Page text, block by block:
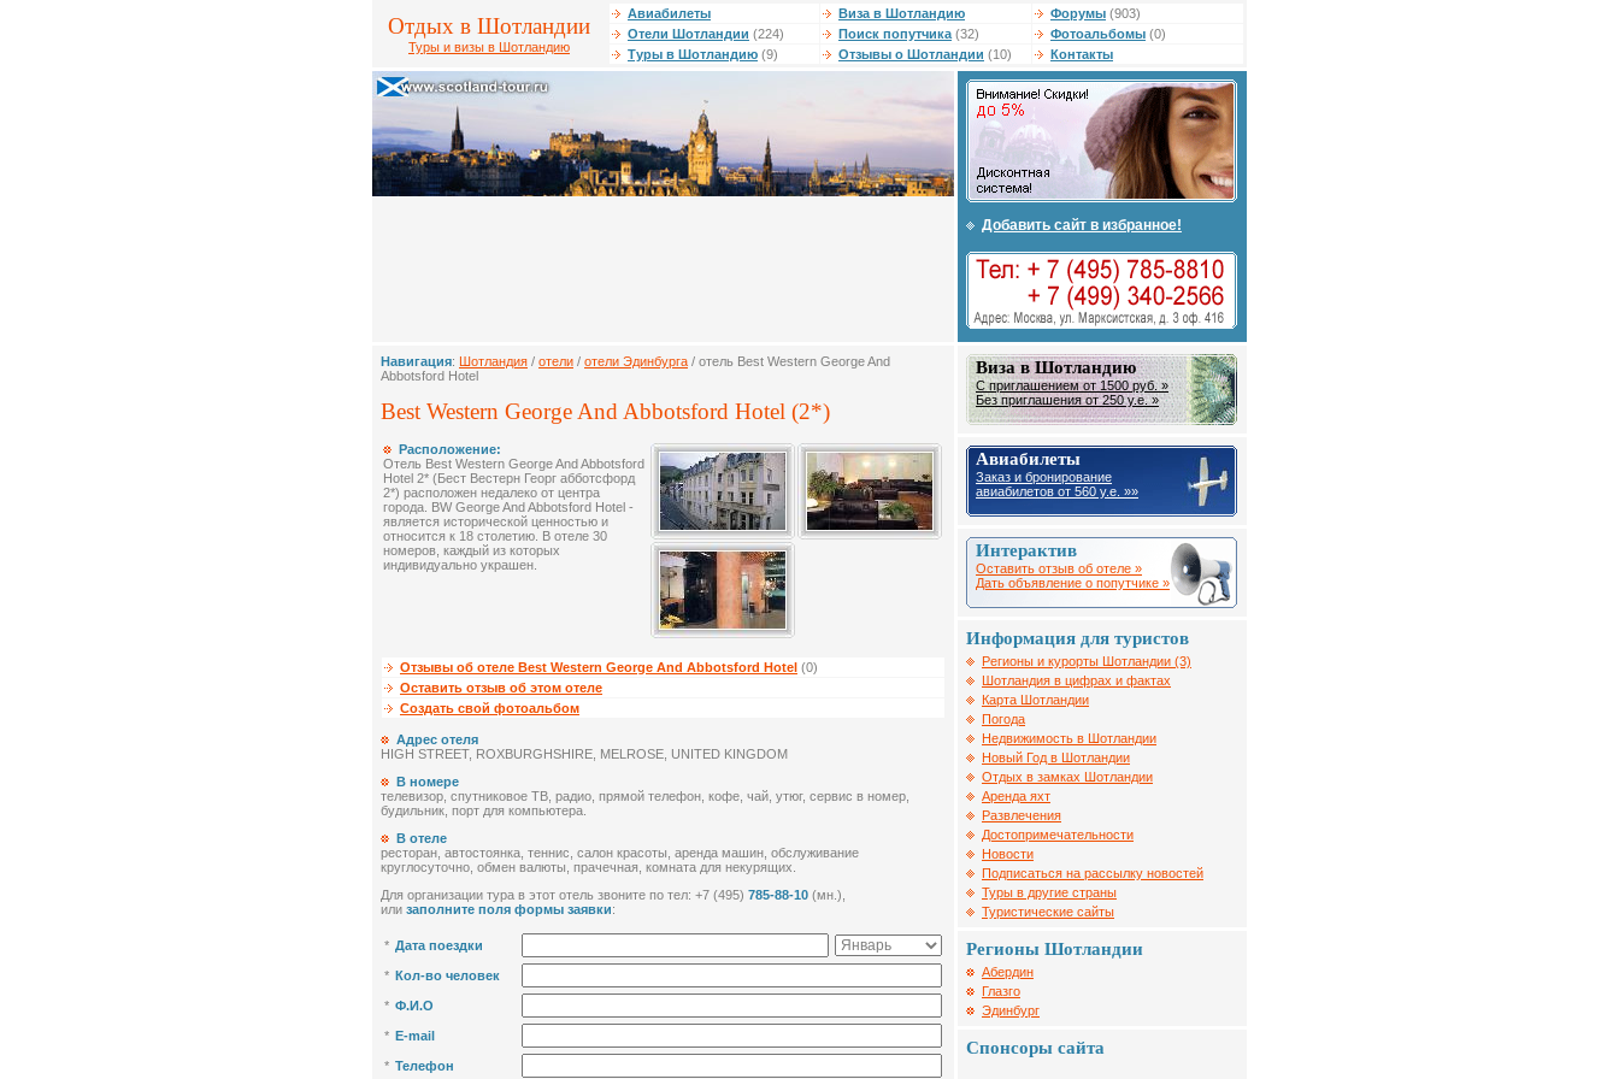
Отдых в Шотландии
Туры и визы в Шотландию
Авиабилеты Виза в Шотландию Форумы (903)
Отели Шотландии (224) Поиск попутчика (32) Фотоальбомы (0)
Туры в Шотландию (9) Отзывы о Шотландии (10) Контакты
Добавить сайт в избранное!
Навигация: Шотландия / отели / отели Эдинбурга / отель Best Western George And
Abbotsford Hotel
Best Western George And Abbotsford Hotel (2*)
Расположение:
Отель Best Western George And Abbotsford
Hotel 2* (Бест Вестерн Георг абботсфорд
2*) расположен недалеко от центра
города. BW George And Abbotsford Hotel -
является исторической ценностью и
относится к 18 столетию. В отеле 30
номеров, каждый из которых
индивидуально украшен.
Отзывы об отеле Best Western George And Abbotsford Hotel (0)
Оставить отзыв об этом отеле
Создать свой фотоальбом
Адрес отеля
HIGH STREET, ROXBURGHSHIRE, MELROSE, UNITED KINGDOM
В номере
телевизор, спутниковое ТВ, радио, прямой телефон, кофе, чай, утюг, сервис в номер,
будильник, порт для компьютера.
В отеле
ресторан, автостоянка, теннис, салон красоты, аренда машин, обслуживание
круглосуточно, обмен валюты, прачечная, комната для некурящих.
Для организации тура в этот отель звоните по тел: +7 (495) 785-88-10 (мн.),
или заполните поля формы заявки:
* Дата поездки
* Кол-во человек
* Ф.И.О
* E-mail
* Телефон
Виза в Шотландию
С приглашением от 1500 руб. »
Без приглашения от 250 у.е. »
Авиабилеты
Заказ и бронирование
авиабилетов от 560 у.е. »»
Интерактив
Оставить отзыв об отеле »
Дать объявление о попутчике »
Информация для туристов
Регионы и курорты Шотландии (3)
Шотландия в цифрах и фактах
Карта Шотландии
Погода
Недвижимость в Шотландии
Новый Год в Шотландии
Отдых в замках Шотландии
Аренда яхт
Развлечения
Достопримечательности
Новости
Подписаться на рассылку новостей
Туры в другие страны
Туристические сайты
Регионы Шотландии
Абердин
Глазго
Эдинбург
Спонсоры сайта